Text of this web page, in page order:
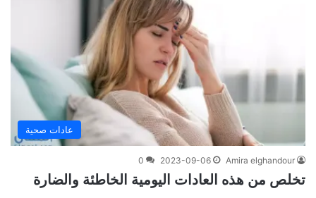
عادات صحية
Amira elghandour
2023-09-06
0
تخلص من هذه العادات اليومية الخاطئة والضارة